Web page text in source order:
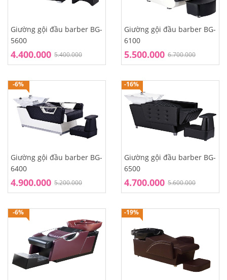
Giường gội đầu barber BG-
5600
5.400.000
4.400.000
Giường gội đầu barber BG-
6100
6.700.000
5.500.000
-6%
Giường gội đầu barber BG-
6400
5.200.000
4.900.000
-16%
Giường gội đầu barber BG-
6500
5.600.000
4.700.000
-6% -19%